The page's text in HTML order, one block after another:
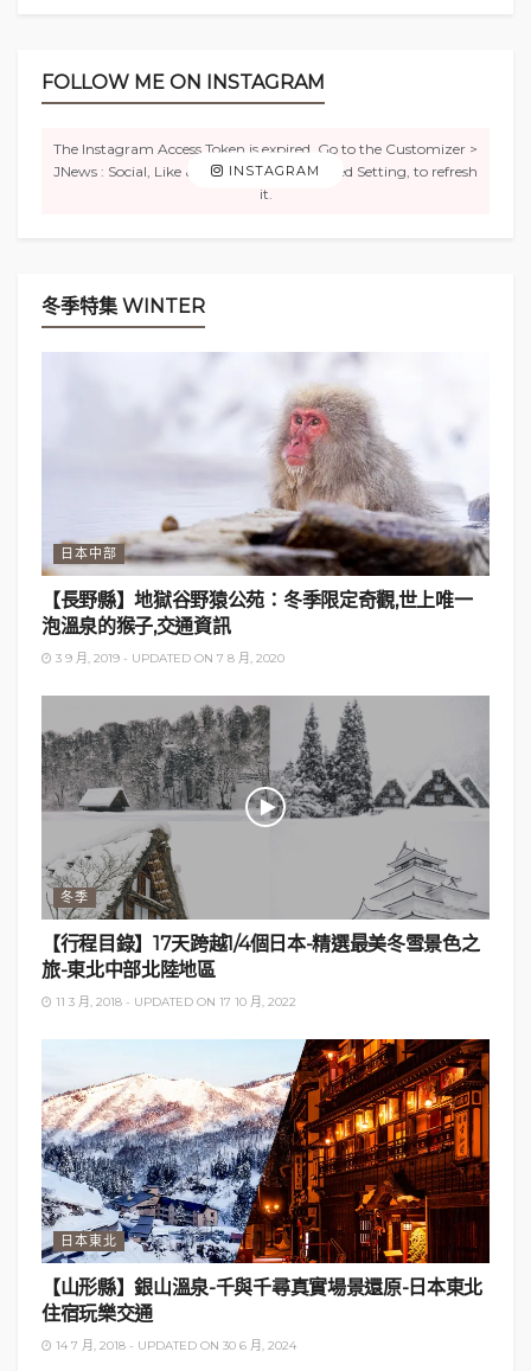
FOLLOW ME ON INSTAGRAM
INSTAGRAM
The Instagram Access Token is expired, Go to the Customizer >
JNews : Social, Like & View > Instagram Feed Setting, to refresh
it.
冬季特集 WINTER
日本中部
【長野縣】地獄谷野猿公苑：冬季限定奇觀,世上唯一
泡溫泉的猴子,交通資訊
3 9 月, 2019 - UPDATED ON 7 8 月, 2020
冬季
【行程目錄】17天跨越1/4個日本-精選最美冬雪景色之
旅-東北中部北陸地區
11 3 月, 2018 - UPDATED ON 17 10 月, 2022
日本東北
【山形縣】銀山溫泉-千與千尋真實場景還原-日本東北
住宿玩樂交通
14 7 月, 2018 - UPDATED ON 30 6 月, 2024